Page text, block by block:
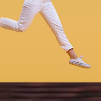
Беговые квесты
забег — это гонка